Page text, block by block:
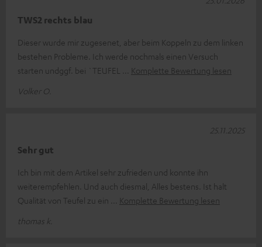
TWS2 rechts blau
Dieser wurde mir zugesenet, aber beim Koppeln zu dem linken
bestehen Probleme. Ich werde nochmals einen Versuch
starten undggf. bei `TEUFEL
Komplette Bewertung lesen
Volker O.
Sehr gut
Ich bin mit dem Artikel sehr zufrieden und konnte ihn
weiterempfehlen. Und auch diesmal, Alles bestens. Ist halt
Qualität von Teufel zu ein
Komplette Bewertung lesen
thomas k.
25.11.2025